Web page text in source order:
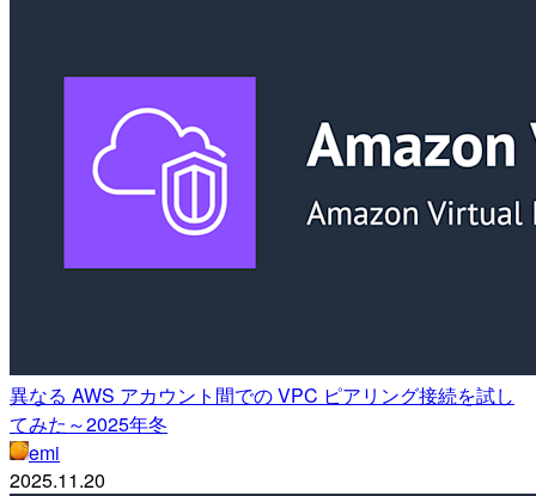
異なる AWS アカウント間での VPC ピアリング接続を試し
てみた～2025年冬
emi
2025.11.20